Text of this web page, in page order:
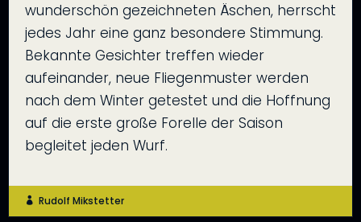
wunderschön gezeichneten Äschen, herrscht
jedes Jahr eine ganz besondere Stimmung.
Bekannte Gesichter treffen wieder
aufeinander, neue Fliegenmuster werden
nach dem Winter getestet und die Hoffnung
auf die erste große Forelle der Saison
begleitet jeden Wurf.
 Rudolf Mikstetter